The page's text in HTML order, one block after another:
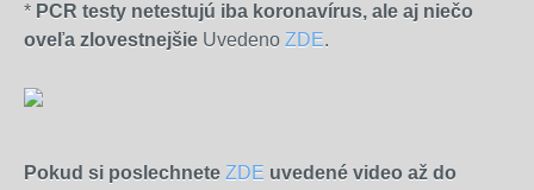
* PCR testy netestujú iba koronavírus, ale aj niečo
oveľa zlovestnejšie Uvedeno ZDE.
Pokud si poslechnete ZDE uvedené video až do